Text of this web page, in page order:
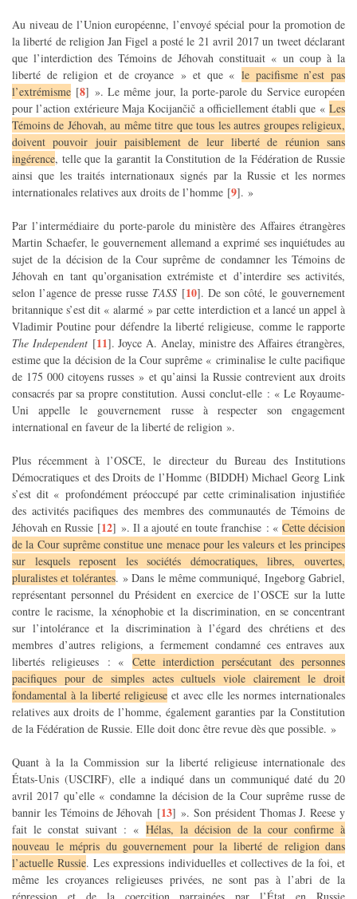
Au niveau de l’Union européenne, l’envoyé spécial pour la promotion de
la liberté de religion Jan Figel a posté le 21 avril 2017 un tweet déclarant
que l’interdiction des Témoins de Jéhovah constituait « un coup à la
liberté de religion et de croyance » et que « le pacifisme n’est pas
l’extrémisme [8] ». Le même jour, la porte-parole du Service européen
pour l’action extérieure Maja Kocijančič a officiellement établi que « Les
Témoins de Jéhovah, au même titre que tous les autres groupes religieux,
doivent pouvoir jouir paisiblement de leur liberté de réunion sans
ingérence, telle que la garantit la Constitution de la Fédération de Russie
ainsi que les traités internationaux signés par la Russie et les normes
internationales relatives aux droits de l’homme [9]. »
Par l’intermédiaire du porte-parole du ministère des Affaires étrangères
Martin Schaefer, le gouvernement allemand a exprimé ses inquiétudes au
sujet de la décision de la Cour suprême de condamner les Témoins de
Jéhovah en tant qu’organisation extrémiste et d’interdire ses activités,
selon l’agence de presse russe TASS [10]. De son côté, le gouvernement
britannique s’est dit « alarmé » par cette interdiction et a lancé un appel à
Vladimir Poutine pour défendre la liberté religieuse, comme le rapporte
The Independent[11]. Joyce A. Anelay, ministre des Affaires étrangères,
estime que la décision de la Cour suprême « criminalise le culte pacifique
de 175 000 citoyens russes » et qu’ainsi la Russie contrevient aux droits
consacrés par sa propre constitution. Aussi conclut-elle : « Le Royaume-
Uni appelle le gouvernement russe à respecter son engagement
international en faveur de la liberté de religion ».
Plus récemment à l’OSCE, le directeur du Bureau des Institutions
Démocratiques et des Droits de l’Homme (BIDDH) Michael Georg Link
s’est dit « profondément préoccupé par cette criminalisation injustifiée
des activités pacifiques des membres des communautés de Témoins de
Jéhovah en Russie [12] ». Il a ajouté en toute franchise : « Cette décision
de la Cour suprême constitue une menace pour les valeurs et les principes
sur lesquels reposent les sociétés démocratiques, libres, ouvertes,
pluralistes et tolérantes. » Dans le même communiqué, Ingeborg Gabriel,
représentant personnel du Président en exercice de l’OSCE sur la lutte
contre le racisme, la xénophobie et la discrimination, en se concentrant
sur l’intolérance et la discrimination à l’égard des chrétiens et des
membres d’autres religions, a fermement condamné ces entraves aux
libertés religieuses : « Cette interdiction persécutant des personnes
pacifiques pour de simples actes cultuels viole clairement le droit
fondamental à la liberté religieuse et avec elle les normes internationales
relatives aux droits de l’homme, également garanties par la Constitution
de la Fédération de Russie. Elle doit donc être revue dès que possible. »
Quant à la la Commission sur la liberté religieuse internationale des
États-Unis (USCIRF), elle a indiqué dans un communiqué daté du 20
avril 2017 qu’elle « condamne la décision de la Cour suprême russe de
bannir les Témoins de Jéhovah [13] ». Son président Thomas J. Reese y
fait le constat suivant : «Hélas, la décision de la cour confirme à
nouveau le mépris du gouvernement pour la liberté de religion dans
l’actuelle Russie. Les expressions individuelles et collectives de la foi, et
même les croyances religieuses privées, ne sont pas à l’abri de la